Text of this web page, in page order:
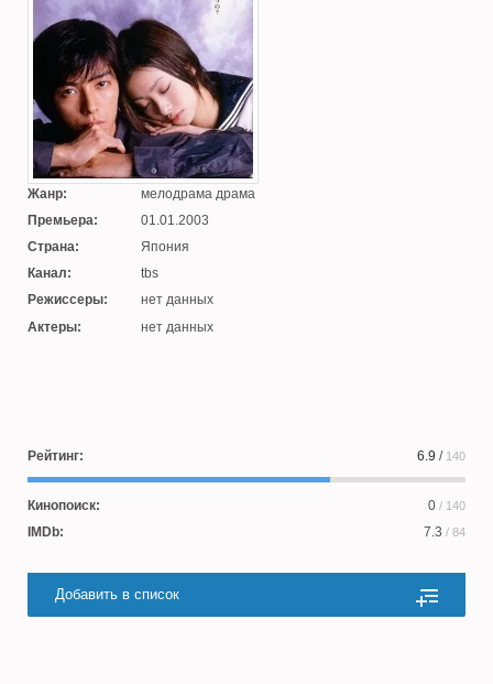
Жанр:
мелодрама драма
Премьера:
01.01.2003
Страна:
Япония
Канал:
tbs
Режиссеры:
нет данных
Актеры:
нет данных
Рейтинг: 6.9 / 140
Кинопоиск: 0 / 140
IMDb: 7.3 / 84
Добавить в список